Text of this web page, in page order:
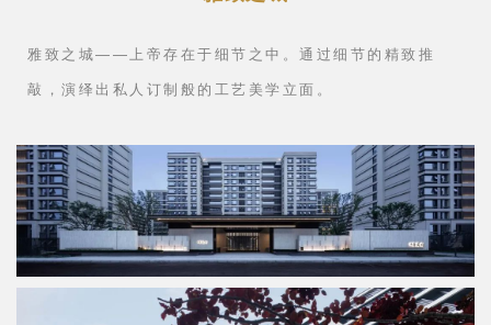
调，结合中国东方元素的意境，提炼出“国际东方”的设计主题，
之城......
No.1
雅致之城